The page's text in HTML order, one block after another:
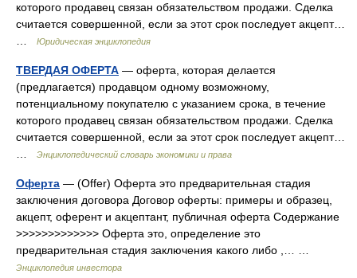
которого продавец связан обязательством продажи. Сделка
считается совершенной, если за этот срок последует акцепт…
Юридическая энциклопедия
ТВЕРДАЯ ОФЕРТА — оферта, которая делается
(предлагается) продавцом одному возможному,
потенциальному покупателю с указанием срока, в течение
которого продавец связан обязательством продажи. Сделка
считается совершенной, если за этот срок последует акцепт…
Энциклопедический словарь экономики и права
Оферта — (Offer) Оферта это предварительная стадия
заключения договора Договор оферты: примеры и образец,
акцепт, оферент и акцептант, публичная оферта Содержание
>>>>>>>>>>>>> Оферта это, определение это
предварительная стадия заключения какого либо ,… …
Энциклопедия инвестора